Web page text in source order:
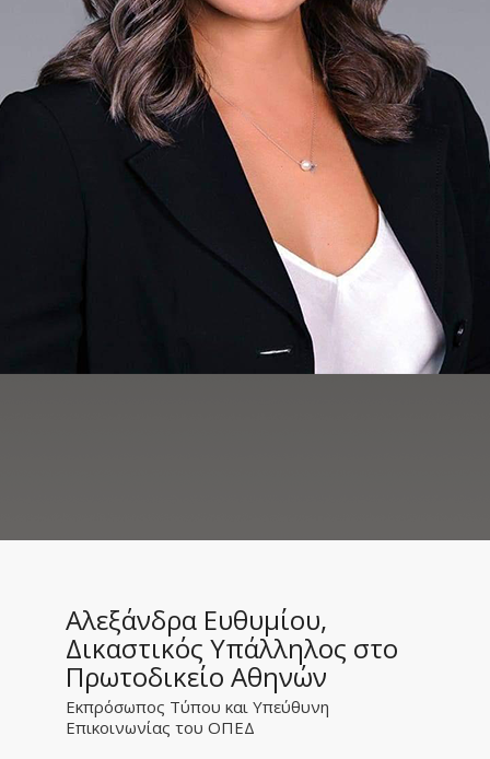
Αλεξάνδρα Ευθυμίου,
Δικαστικός Υπάλληλος στο
Πρωτοδικείο Αθηνών
Εκπρόσωπος Τύπου και Υπεύθυνη
Επικοινωνίας του ΟΠΕΔ